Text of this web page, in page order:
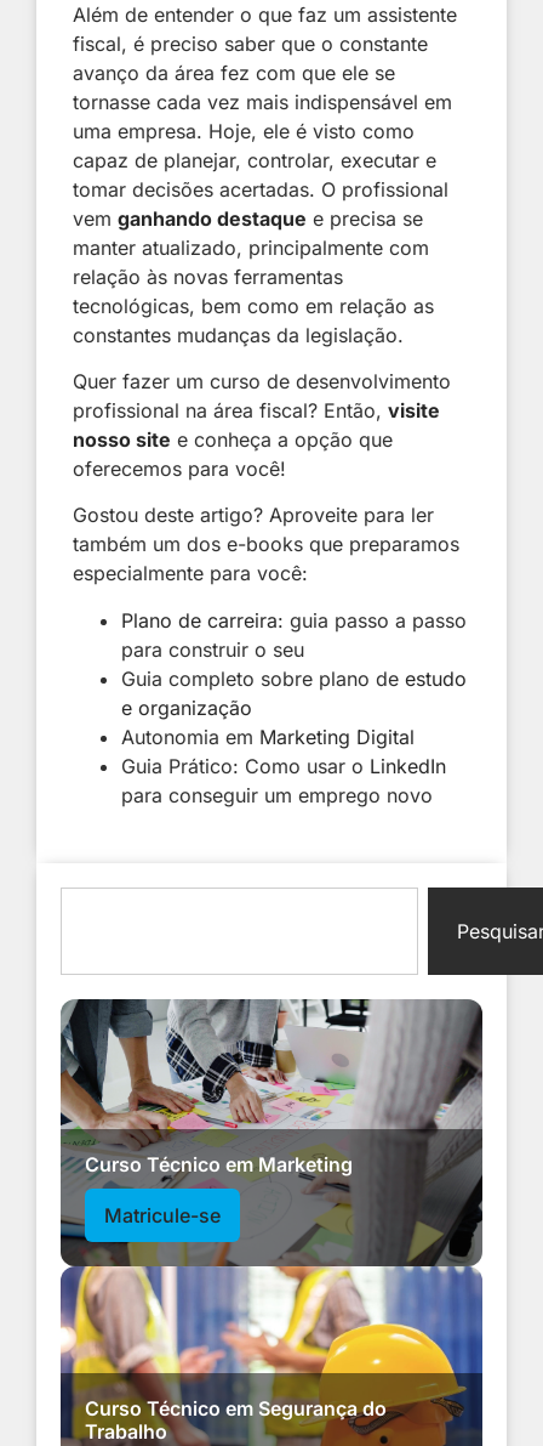
Além de entender o que faz um assistente
fiscal, é preciso saber que o constante
avanço da área fez com que ele se
tornasse cada vez mais indispensável em
uma empresa. Hoje, ele é visto como
capaz de planejar, controlar, executar e
tomar decisões acertadas. O profissional
vemganhando destaque e precisa se
manter atualizado, principalmente com
relação às novas ferramentas
tecnológicas, bem como em relação as
constantes mudanças da legislação.
Quer fazer um curso de desenvolvimento
profissional na área fiscal? Então,visite
nosso site e conheça a opção que
oferecemos para você!
Gostou deste artigo? Aproveite para ler
também um dos e-books que preparamos
especialmente para você:
Plano de carreira: guia passo a passo
para construir o seu
Guia completo sobre plano deestudo
e organização
Autonomia em Marketing Digital
Guia Prático: Como usar o LinkedIn
para conseguir um emprego novo
Curso Técnico em Marketing
Matricule-se
Curso Técnico em Segurança do
Trabalho